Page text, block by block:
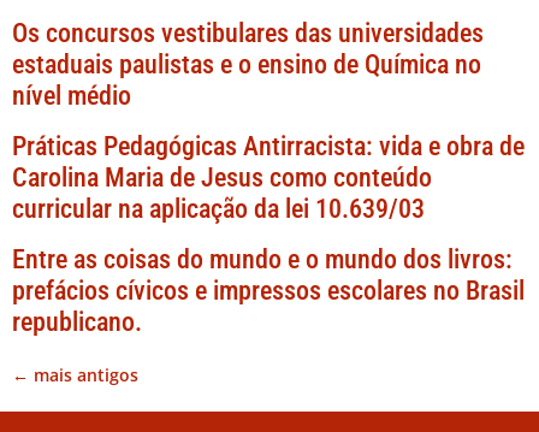
Os concursos vestibulares das universidades
estaduais paulistas e o ensino de Química no
nível médio
Práticas Pedagógicas Antirracista: vida e obra de
Carolina Maria de Jesus como conteúdo
curricular na aplicação da lei 10.639/03
Entre as coisas do mundo e o mundo dos livros:
prefácios cívicos e impressos escolares no Brasil
republicano.
← mais antigos